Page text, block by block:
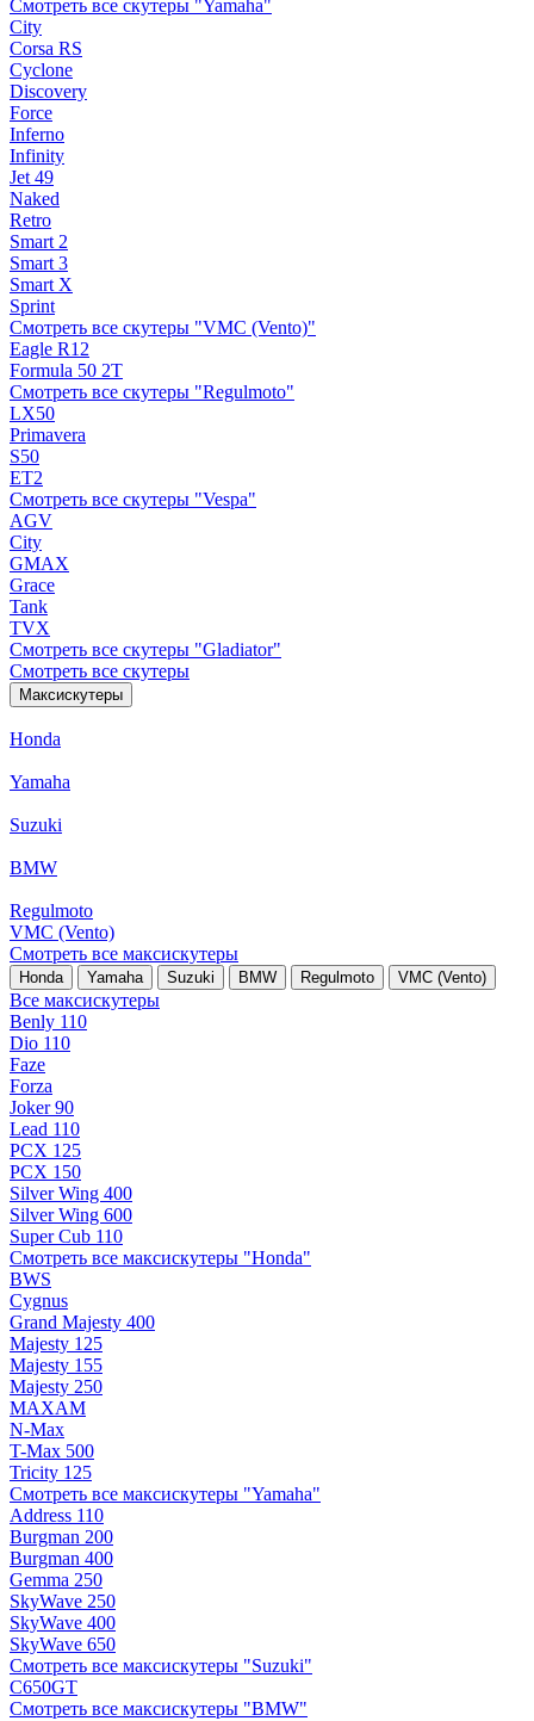
Смотреть все скутеры "Yamaha"
City
Corsa RS
Cyclone
Discovery
Force
Inferno
Infinity
Jet 49
Naked
Retro
Smart 2
Smart 3
Smart X
Sprint
Смотреть все скутеры "VMC (Vento)"
Eagle R12
Formula 50 2Т
Смотреть все скутеры "Regulmoto"
LX50
Primavera
S50
ET2
Смотреть все скутеры "Vespa"
AGV
City
GMAX
Grace
Tank
TVX
Смотреть все скутеры "Gladiator"
Смотреть все скутеры
Максискутеры
Honda
Yamaha
Suzuki
BMW
Regulmoto
VMC (Vento)
Смотреть все максискутеры
Honda Yamaha Suzuki BMW Regulmoto VMC (Vento)
Все максискутеры
Benly 110
Dio 110
Faze
Forza
Joker 90
Lead 110
PCX 125
PCX 150
Silver Wing 400
Silver Wing 600
Super Cub 110
Смотреть все максискутеры "Honda"
BWS
Cygnus
Grand Majesty 400
Majesty 125
Majesty 155
Majesty 250
MAXAM
N-Max
T-Max 500
Tricity 125
Смотреть все максискутеры "Yamaha"
Address 110
Burgman 200
Burgman 400
Gemma 250
SkyWave 250
SkyWave 400
SkyWave 650
Смотреть все максискутеры "Suzuki"
C650GT
Смотреть все максискутеры "BMW"